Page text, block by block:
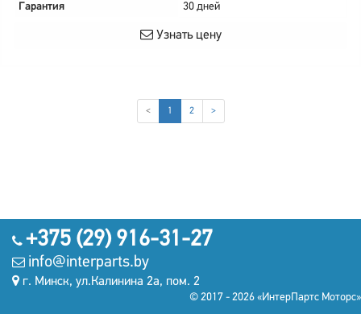
Гарантия
30 дней
Узнать цену
< 1 (current)
2 >
+375 (29) 916-31-27
info@interparts.by
г. Минск, ул.Калинина 2а, пом. 2
© 2017 - 2026 «ИнтерПартс Моторс»